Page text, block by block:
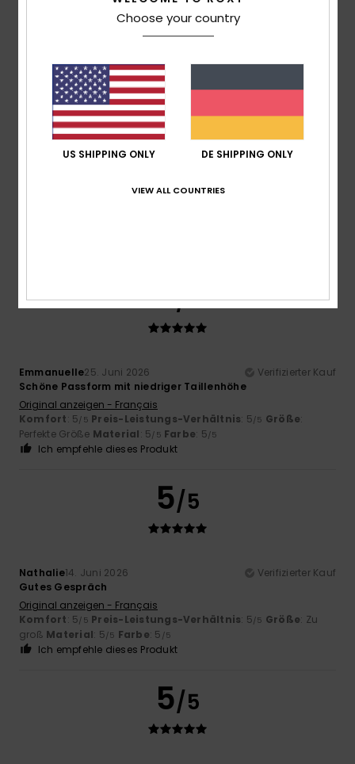
5
5/5
Emmanuelle25. Juni 2026
Verifizierter Kauf
Schöne Passform mit niedriger Taillenhöhe
Original anzeigen - Français
Komfort: 5/5 Preis-Leistungs-Verhältnis: 5/5 Größe:
Perfekte Größe Material: 5/5 Farbe: 5/5
Ich empfehle dieses Produkt
5/5
Nathalie14. Juni 2026
Verifizierter Kauf
Gutes Gespräch
Original anzeigen - Français
Komfort: 5/5 Preis-Leistungs-Verhältnis: 5/5 Größe: Zu
groß Material: 5/5 Farbe: 5 /5
Ich empfehle dieses Produkt
5/5
Choose your country
US SHIPPING ONLY DE SHIPPING ONLY
VIEW ALL COUNTRIES